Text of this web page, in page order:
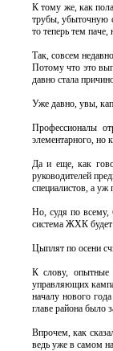
К тому же, как
трубы, убыточную
то теперь тем
Так, совсем
Потому что это
давно стала
Уже давно, увы,
Профессионалы
элементарного, но
Да и еще, как
руководителей
специалистов, а
Но, судя по всему,
система ЖХК будет
Цыплят по осени
К слову, опытные
управляющих
началу нового
главе района было
Впрочем, как
ведь уже в самом